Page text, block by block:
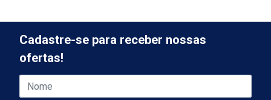
Cadastre-se para receber nossas
ofertas!